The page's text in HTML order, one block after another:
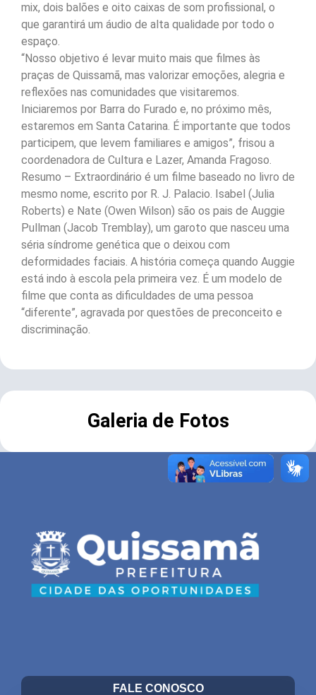
mix, dois balões e oito caixas de som profissional, o
que garantirá um áudio de alta qualidade por todo o
espaço.
“Nosso objetivo é levar muito mais que filmes às
praças de Quissamã, mas valorizar emoções, alegria e
reflexões nas comunidades que visitaremos.
Iniciaremos por Barra do Furado e, no próximo mês,
estaremos em Santa Catarina. É importante que todos
participem, que levem familiares e amigos”, frisou a
coordenadora de Cultura e Lazer, Amanda Fragoso.
Resumo – Extraordinário é um filme baseado no livro de
mesmo nome, escrito por R. J. Palacio. Isabel (Julia
Roberts) e Nate (Owen Wilson) são os pais de Auggie
Pullman (Jacob Tremblay), um garoto que nasceu uma
séria síndrome genética que o deixou com
deformidades faciais. A história começa quando Auggie
está indo à escola pela primeira vez. É um modelo de
filme que conta as dificuldades de uma pessoa
“diferente”, agravada por questões de preconceito e
discriminação.
Galeria de Fotos
FALE CONOSCO